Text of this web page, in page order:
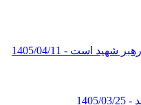
رهبر شهید است - 1405/04/11
- 1405/03/25